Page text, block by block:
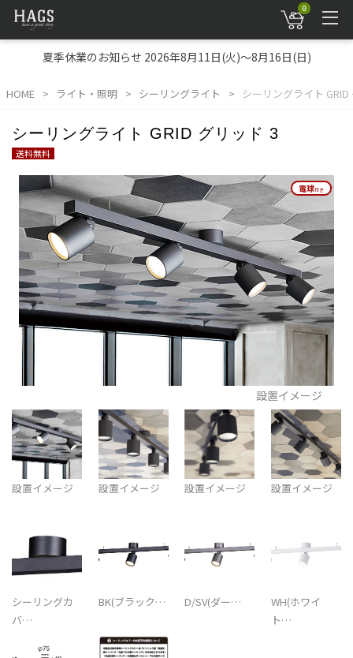
0
夏季休業のお知らせ 2026年8月11日(火)～8月16日(日)
HOME ライト・照明 シーリングライト シーリングライト
シーリングライト GRID グリッド 3
送料無料
電球付き
電球付き
設置イメージ
設置イメージ 設置イメージ 設置イメージ 設置イメージ
シーリングカ
バ…
BK(ブラック… D/SV(ダー…
WH(ホワイ
ト…